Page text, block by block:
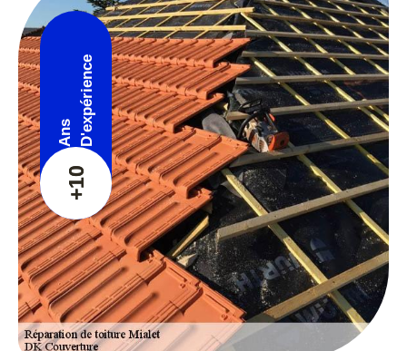
+10
Ans D'expérience